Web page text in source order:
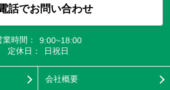
話でお問い合わせ
業時間：
9:00~18:00
定休日：
日祝日
会社概要